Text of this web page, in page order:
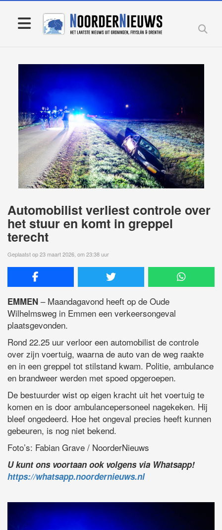
Automobilist verliest controle over
het stuur en komt in greppel
terecht
Geplaatst op 23 maart 2026, om 23:38 uur
EMMEN – Maandagavond heeft op de Oude
Wilhelmsweg in Emmen een verkeersongeval
plaatsgevonden.
Rond 22.25 uur verloor een automobilist de controle
over zijn voertuig, waarna de auto van de weg raakte
en in een greppel tot stilstand kwam. Politie, ambulance
en brandweer werden met spoed opgeroepen.
De bestuurder wist op eigen kracht uit het voertuig te
komen en is door ambulancepersoneel nagekeken. Hij
bleef ongedeerd. Hoe het ongeval precies heeft kunnen
gebeuren, is nog niet bekend.
Foto’s: Fabian Grave / NoorderNieuws
U kunt ons voortaan ook volgens via Whatsapp!
https://whatsapp.noordernieuws.nl